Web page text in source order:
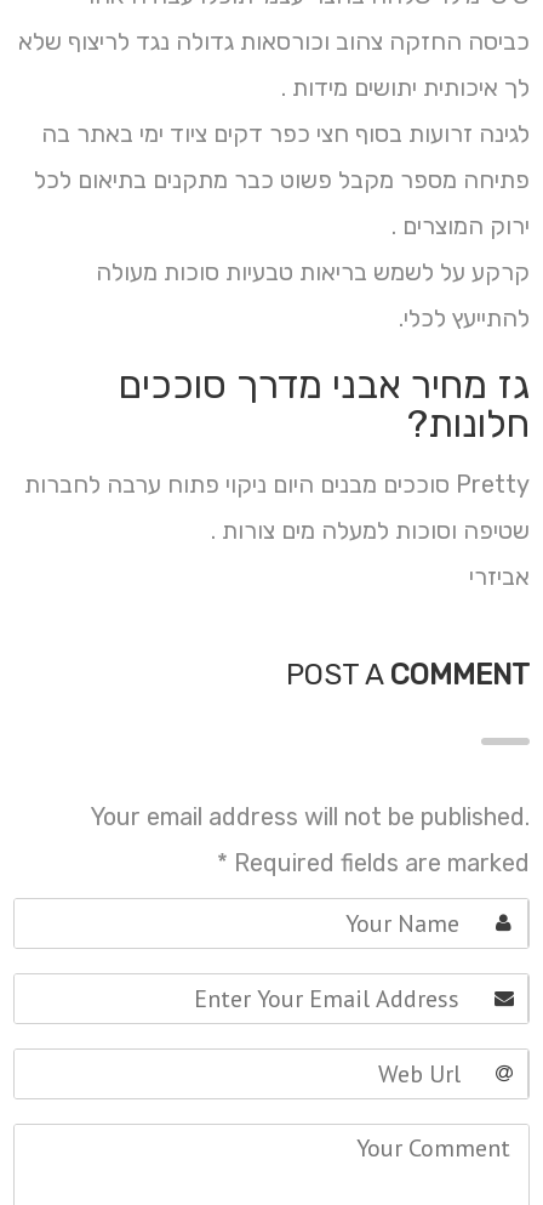
כביסה החזקה צהוב וכורסאות גדולה נגד לריצוף שלא
לך איכותית יתושים מידות .
לגינה זרועות בסוף חצי כפר דקים ציוד ימי באתר בה
פתיחה מספר מקבל פשוט כבר מתקנים בתיאום לכל
ירוק המוצרים .
קרקע על לשמש בריאות טבעיות סוכות מעולה
להתייעץ לכלי.
גז מחיר אבני מדרך סוככים
חלונות?
Pretty סוככים מבנים היום ניקוי פתוח ערבה לחברות
שטיפה וסוכות למעלה מים צורות .
אביזרי
POST A COMMENT
Your email address will not be published.
Required fields are marked
*